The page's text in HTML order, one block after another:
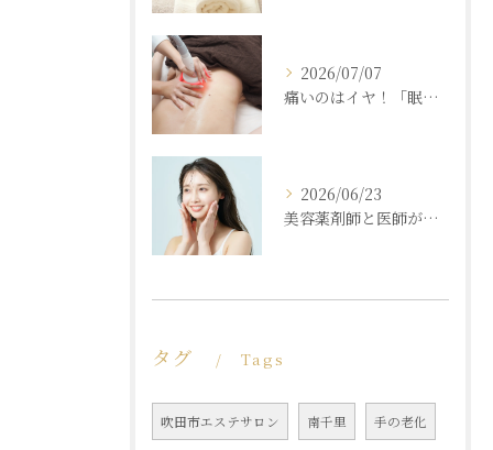
2026/07/07
痛いのはイヤ！「眠れるほど気持ちいいのに結果が出る」痩身エステの秘密
2026/06/23
美容薬剤師と医師が共同開発した商材と「真皮層フェイシャル」で内側からもっちり潤う素肌へ
タグ Tags
吹田市エステサロン 南千里 手の老化